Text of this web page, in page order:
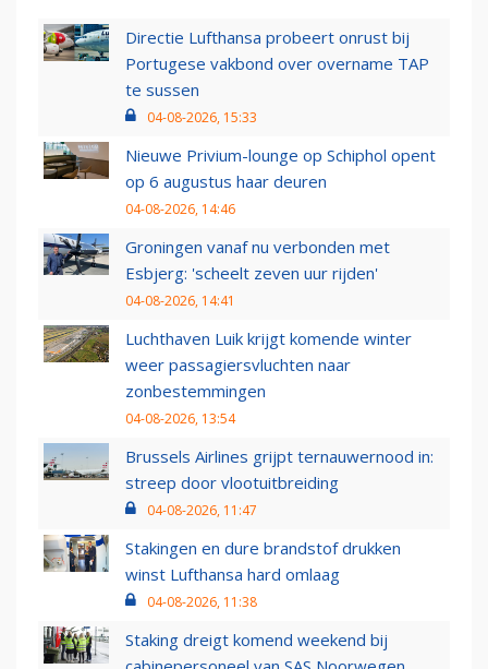
Directie Lufthansa probeert onrust bij
Portugese vakbond over overname TAP
te sussen
04-08-2026, 15:33
Nieuwe Privium-lounge op Schiphol opent
op 6 augustus haar deuren
04-08-2026, 14:46
Groningen vanaf nu verbonden met
Esbjerg: 'scheelt zeven uur rijden'
04-08-2026, 14:41
Luchthaven Luik krijgt komende winter
weer passagiersvluchten naar
zonbestemmingen
04-08-2026, 13:54
Brussels Airlines grijpt ternauwernood in:
streep door vlootuitbreiding
04-08-2026, 11:47
Stakingen en dure brandstof drukken
winst Lufthansa hard omlaag
04-08-2026, 11:38
Staking dreigt komend weekend bij